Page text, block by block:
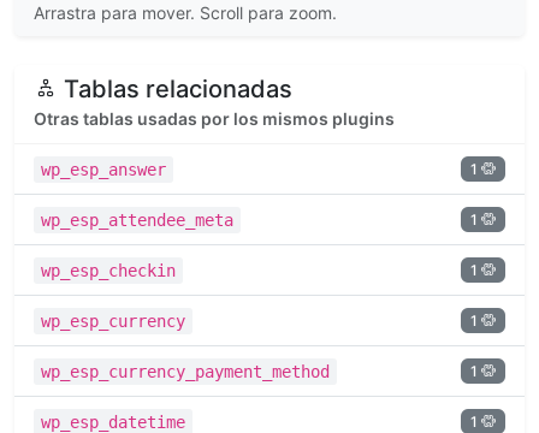
Arrastra para mover. Scroll para zoom.
Tablas relacionadas
Otras tablas usadas por los mismos plugins
wp_esp_answer 1
wp_esp_attendee_meta 1
wp_esp_checkin 1
wp_esp_currency 1
wp_esp_currency_payment_method 1
wp_esp_datetime 1